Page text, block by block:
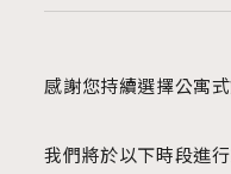
感謝您持續選擇公寓
我們將於以下時段進